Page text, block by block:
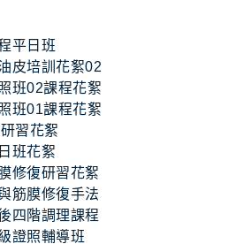
平日班
皮培訓花絮02
班02課程花絮
班01課程花絮
習花絮
班花絮
修復研習花絮
筋膜修復手法
四階調理課程
證照輔導班